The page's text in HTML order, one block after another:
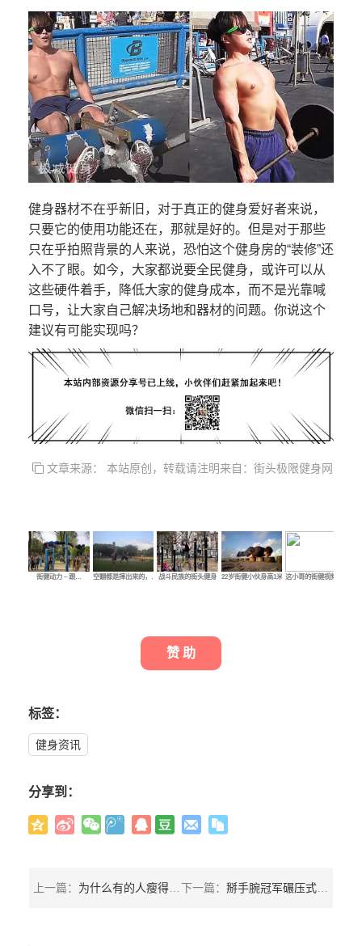
健身器材不在乎新旧，对于真正的健身爱好者来说，
只要它的使用功能还在，那就是好的。但是对于那些
只在乎拍照背景的人来说，恐怕这个健身房的“装修”还
入不了眼。如今，大家都说要全民健身，或许可以从
这些硬件着手，降低大家的健身成本，而不是光靠喊
口号，让大家自己解决场地和器材的问题。你说这个
建议有可能实现吗？
文章来源： 本站原创，转载请注明来自：街头极限健身网
街健动力 – 跟… 空翻都是摔出来的，… 战斗民族的街头健身 22岁街健小伙身高1米…这小哥的街健视频拍…
赞 助
标签：
健身资讯
分享到：
上一篇： 为什么有的人瘦得很但是对抗超硬，爆发力超强呢？ 下一篇： 掰手腕冠军碾压式战胜健美大块头后：我并不想弄断他们的手臂